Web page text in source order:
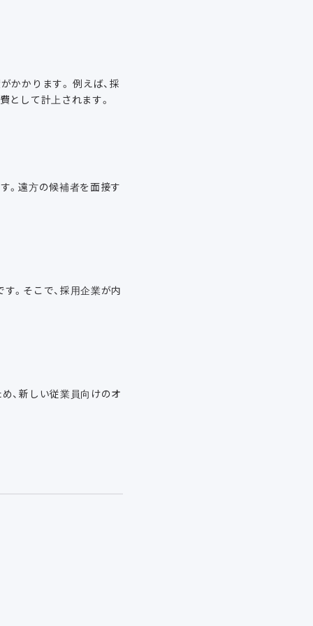
かかります。 例えば、採
として計上されます。
。遠方の候補者を面接す
。そこで、採用企業が内
、新しい従業員向けのオ